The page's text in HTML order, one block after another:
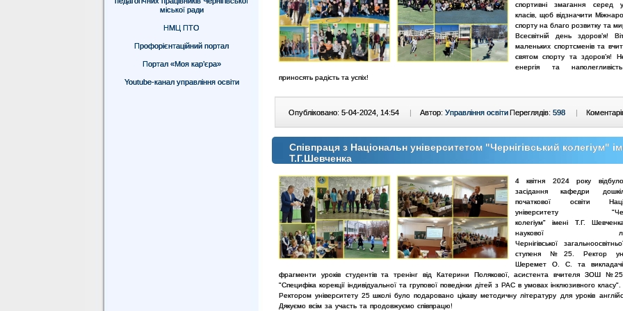
міської ради
НМЦ ПТО
Профорієнтаційний портал
Портал «Моя кар’єра»
Youtube-канал управління освіти
спортивні змагання серед
класів, щоб відзначити
спорту на благо розвитку та
Всесвітній день здоров’я!
маленьких спортсменів та
святом спорту та здоров’я!
енергія та
приносять радість та успіх!
Опубліковано: 5-04-2024, 14:54 | Автор: Управління освітиПереглядів: 598 |
Співпраця з Національн університетом "Чернігівський колегіум"
Т.Г.Шевченка
4 квітня 2024 року
засідання кафедри
початкової освіти
університету
колегіум"імені Т.Г.
наукової
Чернігівської
ступеня №25. Ректор
Шеремет О. С. та
фрагменти уроків студентів та тренінг від Катерини Полякової, асистента вчителя ЗОШ
"Специфіка корекції індивідуальної та групової поведінки дітей з РАС в умовах інклюзивного класу".
Ректором університету 25 школі було подаровано цікаву методичну літературу для уроків
Дякуємо всім за участь та продовжуємо співпрацю!